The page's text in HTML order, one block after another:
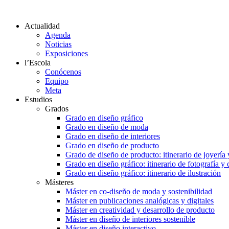
Actualidad
Agenda
Noticias
Exposiciones
l’Escola
Conócenos
Equipo
Meta
Estudios
Grados
Grado en diseño gráfico
Grado en diseño de moda
Grado en diseño de interiores
Grado en diseño de producto
Grado de diseño de producto: itinerario de joyería
Grado en diseño gráfico: itinerario de fotografía y
Grado en diseño gráfico: itinerario de ilustración
Másteres
Máster en co-diseño de moda y sostenibilidad
Máster en publicaciones analógicas y digitales
Máster en creatividad y desarrollo de producto
Máster en diseño de interiores sostenible